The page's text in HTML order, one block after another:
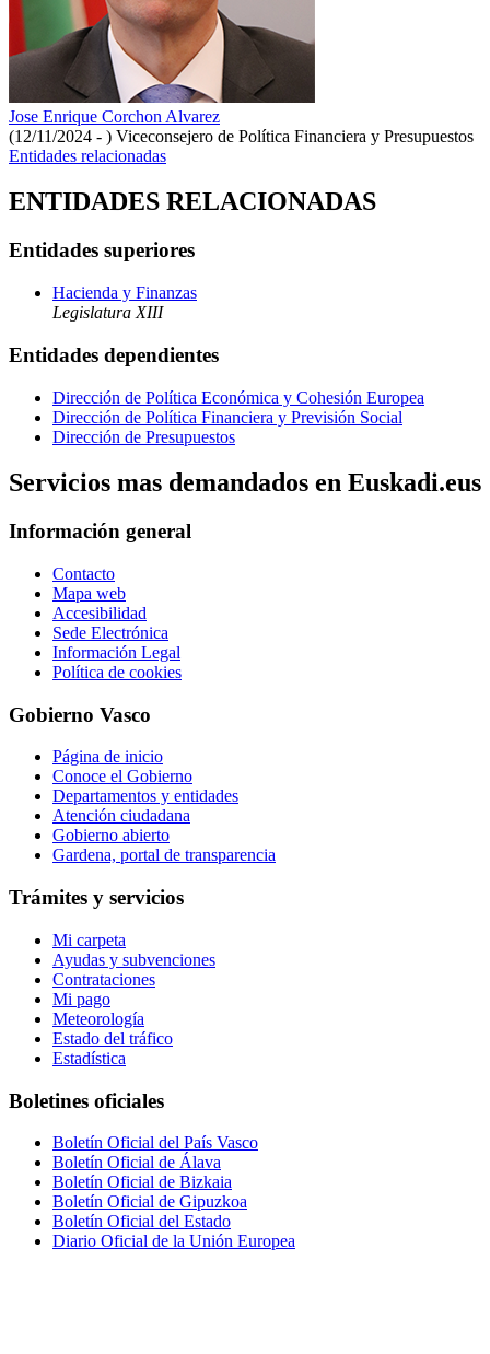
Jose Enrique Corchon Alvarez
(12/11/2024 - ) Viceconsejero de Política Financiera y Presupuestos
Entidades relacionadas
ENTIDADES RELACIONADAS
Entidades superiores
Hacienda y Finanzas
Legislatura XIII
Entidades dependientes
Dirección de Política Económica y Cohesión Europea
Dirección de Política Financiera y Previsión Social
Dirección de Presupuestos
Servicios mas demandados en Euskadi.eus
Información general
Contacto
Mapa web
Accesibilidad
Sede Electrónica
Información Legal
Política de cookies
Gobierno Vasco
Página de inicio
Conoce el Gobierno
Departamentos y entidades
Atención ciudadana
Gobierno abierto
Gardena, portal de transparencia
Trámites y servicios
Mi carpeta
Ayudas y subvenciones
Contrataciones
Mi pago
Meteorología
Estado del tráfico
Estadística
Boletines oficiales
Boletín Oficial del País Vasco
Boletín Oficial de Álava
Boletín Oficial de Bizkaia
Boletín Oficial de Gipuzkoa
Boletín Oficial del Estado
Diario Oficial de la Unión Europea